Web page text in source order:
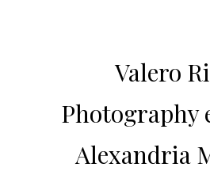
Valero
Photography
Alexandria